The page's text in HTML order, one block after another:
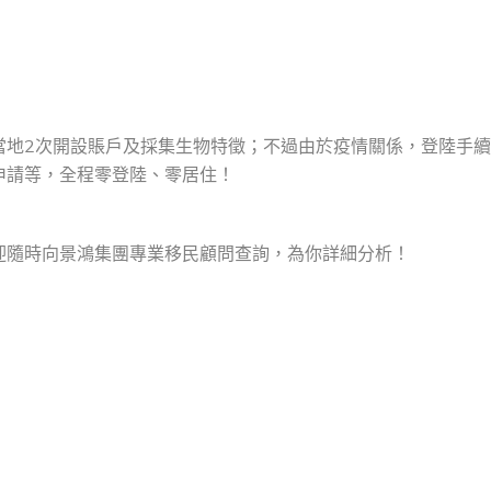
2次開設賬戶及採集生物特徵；不過由於疫情關係，登陸手
等，全程零登陸、零居住！
時向景鴻集團專業移民顧問查詢，為你詳細分析！